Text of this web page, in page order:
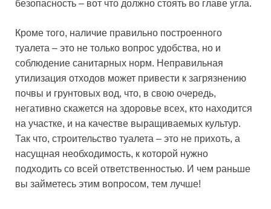
безопасность – вот что должно стоять во главе угла.
Кроме того, наличие правильно построенного
туалета – это не только вопрос удобства, но и
соблюдение санитарных норм. Неправильная
утилизация отходов может привести к загрязнению
почвы и грунтовых вод, что, в свою очередь,
негативно скажется на здоровье всех, кто находится
на участке, и на качестве выращиваемых культур.
Так что, строительство туалета – это не прихоть, а
насущная необходимость, к которой нужно
подходить со всей ответственностью. И чем раньше
вы займетесь этим вопросом, тем лучше!